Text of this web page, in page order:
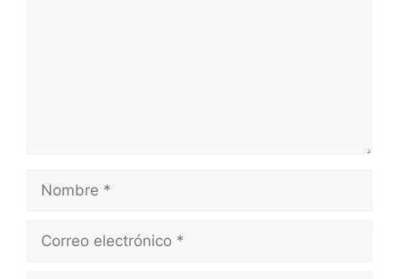
electrónico